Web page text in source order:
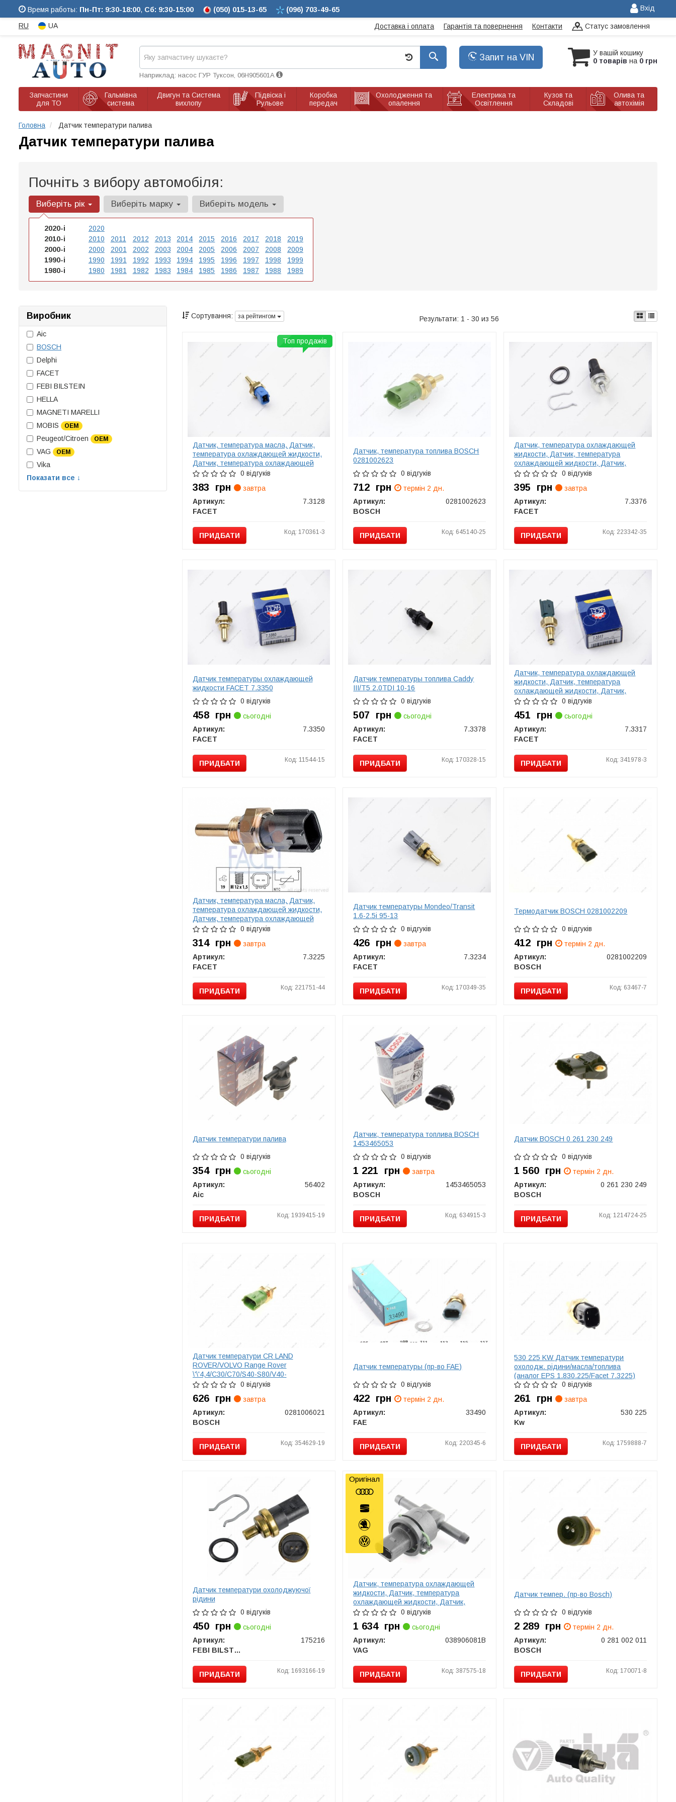
Время работы: Пн-Пт: 9:30-18:00, Сб: 9:30-15:00 (050) 015-13-65 (096) 703-49-65 Вхід
RU UA Доставка і оплата Гарантія та повернення Контакти Статус замовлення
У вашій кошику
0 товарів на 0 грн
Запит на VIN
Наприклад: насос ГУР Туксон, 06H905601A
Запчастини
для ТО
Гальмівна
система
Двигун та Система
вихлопу
Підвіска і
Рульове
Коробка
передач
Охолодження та
опалення
Електрика та
Освітлення
Кузов та
Складові
Олива та
автохімія
Головна Датчик температури палива
Датчик температури палива
Почніть з вибору автомобіля:
Виберіть рік
2020-і
2020
2010-і
2010 2011 2012 2013 2014 2015 2016 2017 2018
2019
2000-і
2000 2001 2002 2003 2004 2005 2006 2007 2008
2009
1990-і
1990 1991 1992 1993 1994 1995 1996 1997 1998
1999
1980-і
1980 1981 1982 1983 1984 1985 1986 1987 1988 1989
Виберіть марку Виберіть модель
Виробник
Aic
BOSCH
Delphi
FACET
FEBI BILSTEIN
HELLA
MAGNETI MARELLI
MOBIS
OEM
Peugeot/Citroen OEM
VAG OEM
Vika
Показати все ↓
Сортування: за рейтингом Результати: 1 - 30 из 56
Датчик, температура масла, Датчик,
температура охлаждающей жидкости,
Датчик, температура охлаждающей
жидкости, Датчик, температура
0 відгуків
383 грн
завтра
Артикул:
7.3128
FACET
ПРИДБАТИ Код: 170361-3
Топ продажів
Датчик, температура топлива BOSCH
0281002623
0 відгуків
712 грн
термін 2 дн.
Артикул:
0281002623
BOSCH
ПРИДБАТИ Код: 645140-25
Датчик, температура охлаждающей
жидкости, Датчик, температура
охлаждающей жидкости, Датчик,
температура охлаждающей жидкости
0 відгуків
395 грн
завтра
Артикул:
7.3376
FACET
ПРИДБАТИ Код: 223342-35
Датчик температуры охлаждающей
жидкости FACET 7.3350
0 відгуків
458 грн
сьогодні
Артикул:
7.3350
FACET
ПРИДБАТИ Код: 11544-15
Датчик температуры топлива Caddy
III/T5 2.0TDI 10-16
0 відгуків
507 грн
сьогодні
Артикул:
7.3378
FACET
ПРИДБАТИ Код: 170328-15
Датчик, температура охлаждающей
жидкости, Датчик, температура
охлаждающей жидкости, Датчик,
температура охлаждающей жидкости
0 відгуків
451 грн
сьогодні
Артикул:
7.3317
FACET
ПРИДБАТИ Код: 341978-3
Датчик, температура масла, Датчик,
температура охлаждающей жидкости,
Датчик, температура охлаждающей
жидкости, Датчик, температура
0 відгуків
314 грн
завтра
Артикул:
7.3225
FACET
ПРИДБАТИ Код: 221751-44
Датчик температуры Mondeo/Transit
1.6-2.5i 95-13
0 відгуків
426 грн
завтра
Артикул:
7.3234
FACET
ПРИДБАТИ Код: 170349-35
Термодатчик BOSCH 0281002209
0 відгуків
412 грн
термін 2 дн.
Артикул:
0281002209
BOSCH
ПРИДБАТИ Код: 63467-7
Датчик температури палива
0 відгуків
354 грн
сьогодні
Артикул:
56402
Aic
ПРИДБАТИ Код: 1939415-19
Датчик, температура топлива BOSCH
1453465053
0 відгуків
1 221 грн
завтра
Артикул:
1453465053
BOSCH
ПРИДБАТИ Код: 634915-3
Датчик BOSCH 0 261 230 249
0 відгуків
1 560 грн
термін 2 дн.
Артикул:
0 261 230 249
BOSCH
ПРИДБАТИ Код: 1214724-25
Датчик температури CR LAND
ROVER/VOLVO Range Rover
\'\'4,4/C30/C70/S40-S80/V40-
V70/XC60/XC700 відгуків
626 грн
завтра
Артикул:
0281006021
BOSCH
ПРИДБАТИ Код: 354629-19
Датчик температуры (пр-во FAE)
0 відгуків
422 грн
термін 2 дн.
Артикул:
33490
FAE
ПРИДБАТИ Код: 220345-6
530 225 KW Датчик температури
охолодж. рідини/масла/топлива
(аналог EPS 1.830.225/Facet 7.3225)
0 відгуків
261 грн
завтра
Артикул:
530 225
Kw
ПРИДБАТИ Код: 1759888-7
Датчик температури охолоджуючої
рідини
0 відгуків
450 грн
сьогодні
Артикул:
175216
FEBI BILSTEIN
ПРИДБАТИ Код: 1693166-19
Датчик, температура охлаждающей
жидкости, Датчик, температура
охлаждающей жидкости, Датчик,
температура охлаждающей жидкости
0 відгуків
1 634 грн
сьогодні
Артикул:
038906081B
VAG
ПРИДБАТИ Код: 387575-18
Оригінал
Датчик темпер. (пр-во Bosch)
0 відгуків
2 289 грн
термін 2 дн.
Артикул:
0 281 002 011
BOSCH
ПРИДБАТИ Код: 170071-8